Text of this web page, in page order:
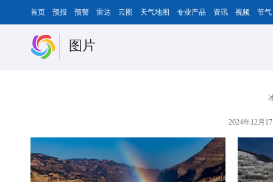
首页 预报 预警 雷达 云图 天气地图 专业产品 资讯 视频 节气
图片
2024年12月